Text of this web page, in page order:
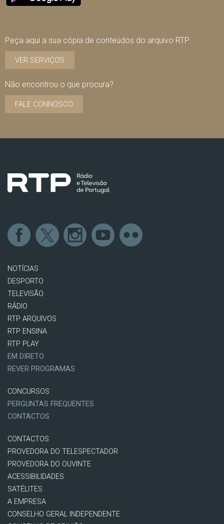
Peça aqui a sua cópia de conteúdos do arquivo RTP
VER SERVIÇOS
Não encontrou o que procura?
FALE CONNOSCO
NOTÍCIAS
DESPORTO
TELEVISÃO
RÁDIO
RTP ARQUIVOS
RTP ENSINA
RTP PLAY
EM DIRETO
REVER PROGRAMAS
CONCURSOS
PERGUNTAS FREQUENTES
CONTACTOS
CONTACTOS
PROVEDORA DO TELESPECTADOR
PROVEDORA DO OUVINTE
ACESSIBILIDADES
SATÉLITES
A EMPRESA
CONSELHO GERAL INDEPENDENTE